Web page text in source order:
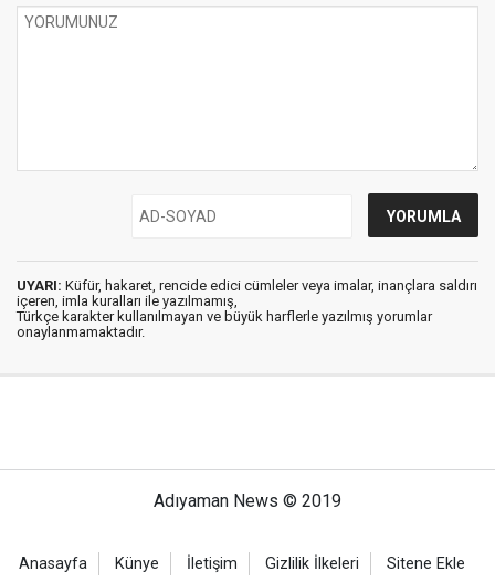
UYARI: Küfür, hakaret, rencide edici cümleler veya imalar, inançlara saldırı
içeren, imla kuralları ile yazılmamış,
Türkçe karakter kullanılmayan ve büyük harflerle yazılmış yorumlar
onaylanmamaktadır.
Adıyaman News © 2019
Anasayfa Künye İletişim Gizlilik İlkeleri Sitene Ekle